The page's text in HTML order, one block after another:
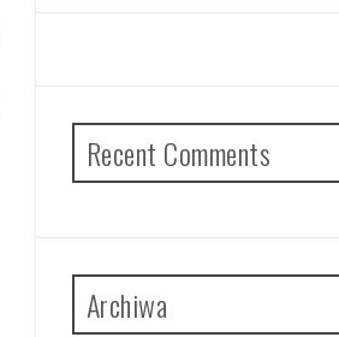
Recent Comments
Archiwa